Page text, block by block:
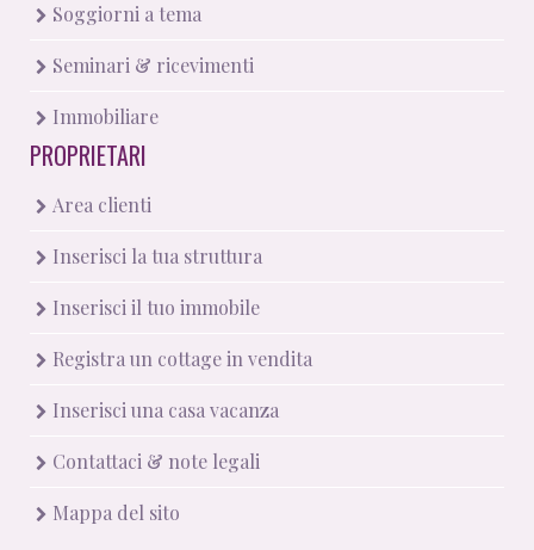
Soggiorni a tema
Seminari & ricevimenti
Immobiliare
PROPRIETARI
Area clienti
Inserisci la tua struttura
Inserisci il tuo immobile
Registra un cottage in vendita
Inserisci una casa vacanza
Contattaci & note legali
Mappa del sito